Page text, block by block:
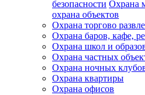
безопасности Охрана
охрана объектов
Охрана торгово
Охрана баров, кафе,
Охрана школ и
Охрана частных
Охрана ночных
Охрана квартиры
Охрана офисов